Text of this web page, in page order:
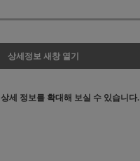
상세정보 새창 열기
상세 정보를 확대해 보실 수 있습니다.